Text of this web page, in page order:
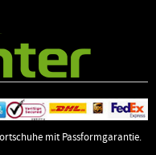
mit Passformgarantie.